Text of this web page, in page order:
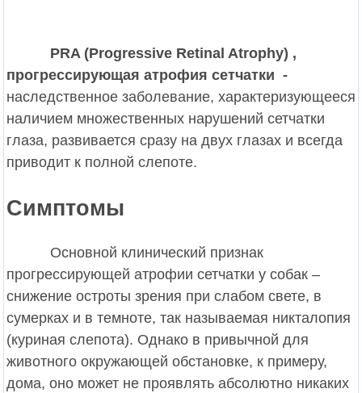
PRA (Progressive Retinal Atrophy) ,
прогрессирующая атрофия сетчатки -
наследственное заболевание, характеризующееся
наличием множественных нарушений сетчатки
глаза, развивается сразу на двух глазах и всегда
приводит к полной слепоте.
Симптомы
Основной клинический признак
прогрессирующей атрофии сетчатки у собак –
снижение остроты зрения при слабом свете, в
сумерках и в темноте, так называемая никталопия
(куриная слепота). Однако в привычной для
животного окружающей обстановке, к примеру,
дома, оно может не проявлять абсолютно никаких